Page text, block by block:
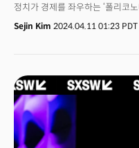
정치가 경제를 좌우하는 ‘폴리코
이때 암호화폐(크립토) 투자자들
유권자 수가 늘어난 데다 암호화
2024년 Ver.
Sejin Kim 2024.04.11 01:23 PDT